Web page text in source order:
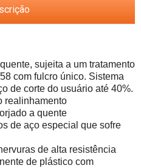
sujeita a um tratamento
com fulcro único. Sistema
de corte do usuário até 40%.
de aço especial que sofre
de plástico com